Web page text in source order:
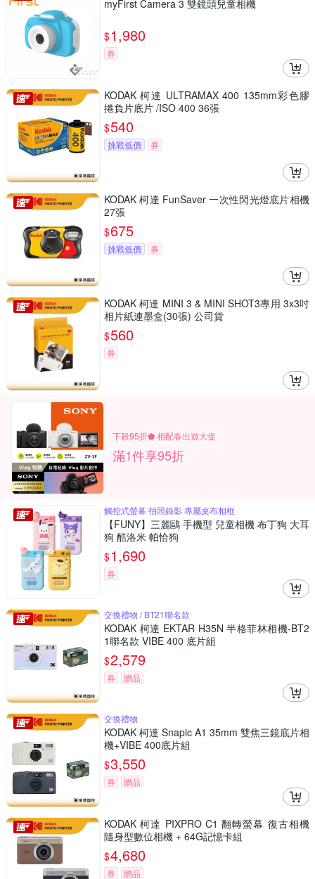
myFirst Camera 3 雙鏡頭兒童相機
$1,980
券
KODAK 柯達 ULTRAMAX 400 135mm彩色膠
捲負片底片 /ISO 400 36張
$540
挑戰低價 券
KODAK 柯達 FunSaver 一次性閃光燈底片相機
27張
$675
挑戰低價 券
KODAK 柯達 MINI 3 & MINI SHOT3專用 3x3吋
相片紙連墨盒(30張) 公司貨
$560
券
下殺95折⬟ 相配春出遊大促
滿1件享95折
觸控式螢幕 拍照錄影 專屬桌布相框
【FUNY】三麗鷗 手機型 兒童相機 布丁狗 大耳
狗 酷洛米 帕恰狗
$1,690
券
交換禮物 / BT21聯名款
KODAK 柯達 EKTAR H35N 半格菲林相機-BT2
1聯名款 VIBE 400 底片組
$2,579
券 贈品
交換禮物
KODAK 柯達 Snapic A1 35mm 雙焦三鏡底片相
機+VIBE 400底片組
$3,550
券 贈品
KODAK 柯達 PIXPRO C1 翻轉螢幕 復古相機
隨身型數位相機 + 64G記憶卡組
$4,680
券 贈品